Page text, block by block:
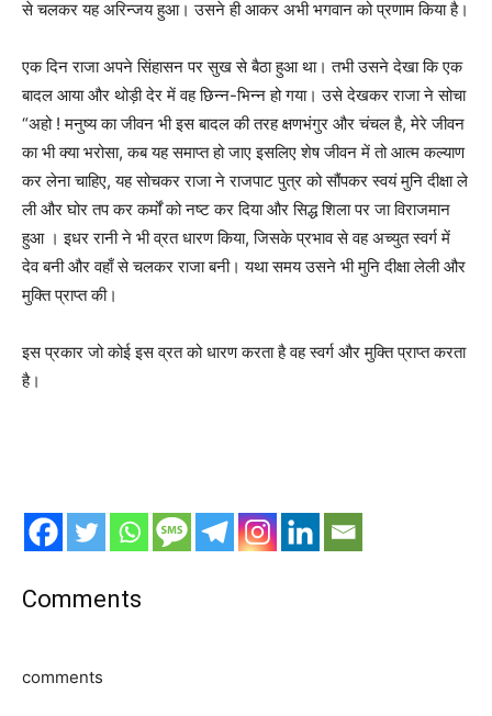
से चलकर यह अरिन्जय हुआ। उसने ही आकर अभी भगवान को प्रणाम किया है।
एक दिन राजा अपने सिंहासन पर सुख से बैठा हुआ था। तभी उसने देखा कि एक
बादल आया और थोड़ी देर में वह छिन्न-भिन्न हो गया। उसे देखकर राजा ने सोचा
“अहो ! मनुष्य का जीवन भी इस बादल की तरह क्षणभंगुर और चंचल है, मेरे जीवन
का भी क्या भरोसा, कब यह समाप्त हो जाए इसलिए शेष जीवन में तो आत्म कल्याण
कर लेना चाहिए, यह सोचकर राजा ने राजपाट पुत्र को सौंपकर स्वयं मुनि दीक्षा ले
ली और घोर तप कर कर्मों को नष्ट कर दिया और सिद्ध शिला पर जा विराजमान
हुआ । इधर रानी ने भी व्रत धारण किया, जिसके प्रभाव से वह अच्युत स्वर्ग में
देव बनी और वहाँ से चलकर राजा बनी। यथा समय उसने भी मुनि दीक्षा लेली और
मुक्ति प्राप्त की।
इस प्रकार जो कोई इस व्रत को धारण करता है वह स्वर्ग और मुक्ति प्राप्त करता
है।
Comments
comments